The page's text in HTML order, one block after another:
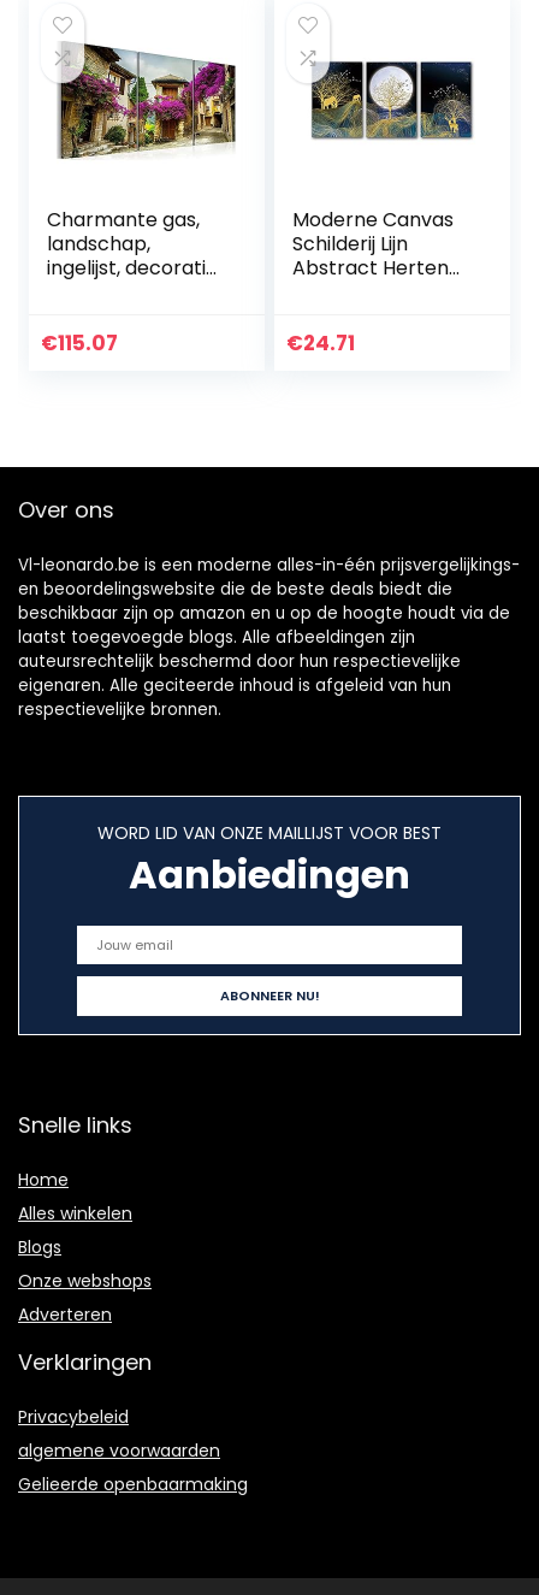
Charmante gas,
landschap,
ingelijst, decoratief
canvas, print,
€115.07
Moderne Canvas
Schilderij Lijn
Abstract Herten
voor Woonkamer
€24.71
Over ons
Vl-leonardo.be is een moderne alles-in-één prijsvergelijkings-
en beoordelingswebsite die de beste deals biedt die
beschikbaar zijn op amazon en u op de hoogte houdt via de
laatst toegevoegde blogs. Alle afbeeldingen zijn
auteursrechtelijk beschermd door hun respectievelijke
eigenaren. Alle geciteerde inhoud is afgeleid van hun
respectievelijke bronnen.
WORD LID VAN ONZE MAILLIJST VOOR BEST
Aanbiedingen
Snelle links
Home
Alles winkelen
Blogs
Onze webshops
Adverteren
Verklaringen
Privacybeleid
algemene voorwaarden
Gelieerde openbaarmaking